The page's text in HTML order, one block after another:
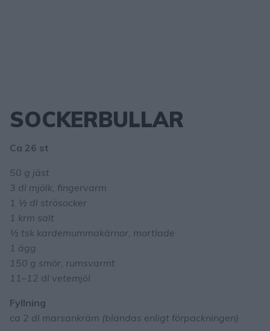
SOCKERBULLAR
Ca 26 st
50 g jäst
3 dl mjölk, fingervarm
1 ½ dl strösocker
1 krm salt
½ tsk kardemummakärnor, mortlade
1 ägg
150 g smör, rumsvarmt
11–12 dl vetemjöl
Fyllning
ca 2 dl marsankräm (blandas enligt förpackningen)